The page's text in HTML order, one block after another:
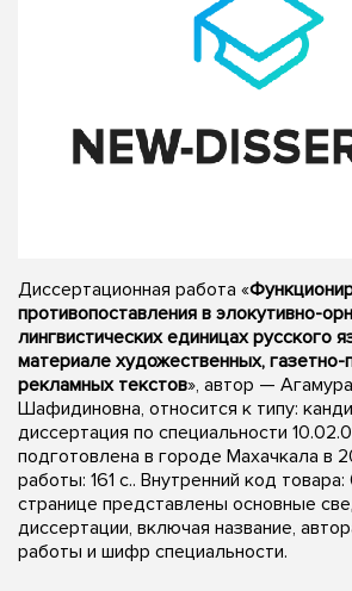
Диссертационная работа «
противопоставления в элокутивно-
лингвистических единицах русского
материале художественных, газетно-
рекламных текстов», автор —
Шафидиновна, относится к типу:
диссертация по специальности
подготовлена в городе Махачкала в
работы: 161 с.. Внутренний код
странице представлены основные
диссертации, включая название,
работы и шифр специальности.